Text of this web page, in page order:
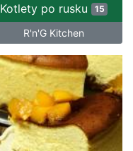
Kotlety po rusku 15
R'n'G Kitchen